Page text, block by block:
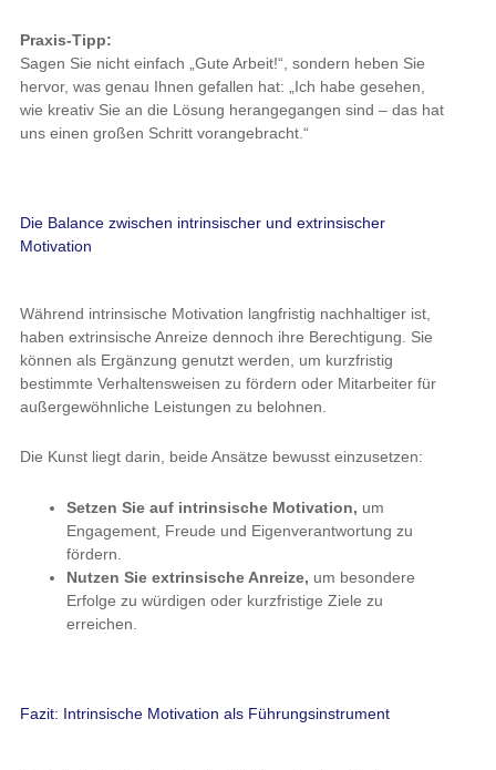
Praxis-Tipp:
Sagen Sie nicht einfach „Gute Arbeit!“, sondern heben Sie
hervor, was genau Ihnen gefallen hat: „Ich habe gesehen,
wie kreativ Sie an die Lösung herangegangen sind – das hat
uns einen großen Schritt vorangebracht.“
Die Balance zwischen intrinsischer und extrinsischer
Motivation
Während intrinsische Motivation langfristig nachhaltiger ist,
haben extrinsische Anreize dennoch ihre Berechtigung. Sie
können als Ergänzung genutzt werden, um kurzfristig
bestimmte Verhaltensweisen zu fördern oder Mitarbeiter für
außergewöhnliche Leistungen zu belohnen.
Die Kunst liegt darin, beide Ansätze bewusst einzusetzen:
Setzen Sie auf intrinsische Motivation, um
Engagement, Freude und Eigenverantwortung zu
fördern.
Nutzen Sie extrinsische Anreize, um besondere
Erfolge zu würdigen oder kurzfristige Ziele zu
erreichen.
Fazit: Intrinsische Motivation als Führungsinstrument